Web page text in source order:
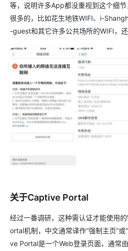
等，说明许多App都没重视到这个细
很多的，比如花生地铁WIFI、i-
-guest和其它许多公共场所的WIFI，
关于Captive Portal
经过一番调研，这种需认证才能使用
ortal机制，中文通常译作“强制主页”
ve Portal是一个Web登录页面，通常